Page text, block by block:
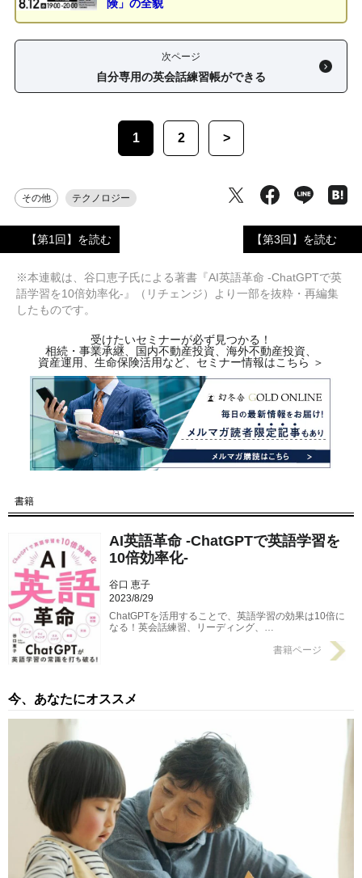
険」の全貌
次ページ
自分専用の英会話練習帳ができる
1 2 >
その他 テクノロジー
【第1回】を読む 【第3回】を読む
※本連載は、谷口恵子氏による著書『AI英語革命 -ChatGPTで英
語学習を10倍効率化-』（リチェンジ）より一部を抜粋・再編集
したものです。
受けたいセミナーが必ず見つかる！
相続・事業承継、国内不動産投資、海外不動産投資、
資産運用、生命保険活用など、セミナー情報はこちら ＞
書籍
AI英語革命 -ChatGPTで英語学習を
10倍効率化-
谷口 恵子
2023/8/29
ChatGPTを活用することで、英語学習の効果は10倍に
なる！英会話練習、リーディング、…
書籍ページ
今、あなたにオススメ